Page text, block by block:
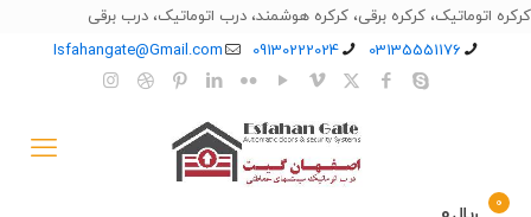
کرکره اتوماتیک، کرکره برقی، کرکره هوشمند، درب اتوماتیک، درب برقی
03135551176
09130222024
Isfahangate@Gmail.com
0